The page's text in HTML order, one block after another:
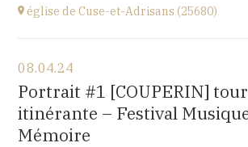
église de Cuse-et-Adrisans (25680)
Cuse-et-Adrisans
(25680)
at15H
08.04.24
Portrait #1 [COUPERIN]
itinérante – Festival
Mémoire